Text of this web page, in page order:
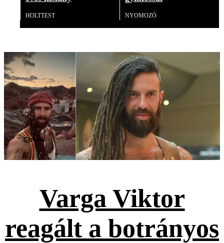
HOLTTEST NYOMOZÓ
Videó
Varga Viktor
reagált a botrányos